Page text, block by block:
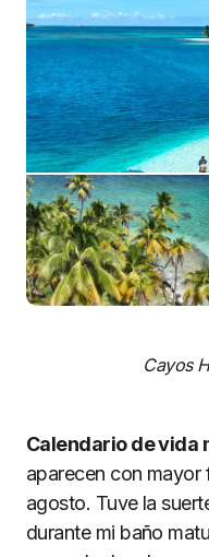
Cayos
Calendario de vida
aparecen con mayor
agosto. Tuve la
durante mi baño